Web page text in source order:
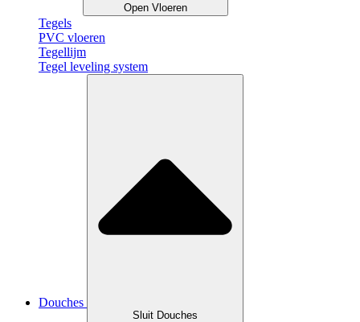
Open Vloeren
Tegels
PVC vloeren
Tegellijm
Tegel leveling system
Douches
Sluit Douches